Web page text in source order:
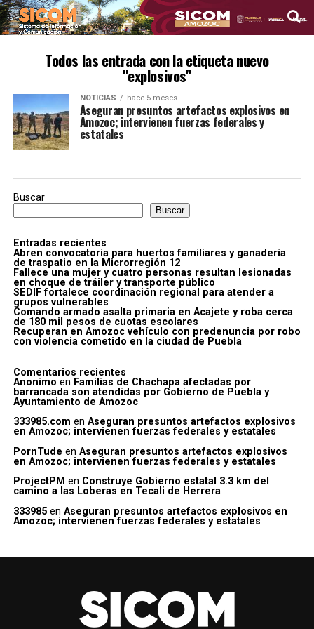
Todos las entrada con la etiqueta nuevo
"explosivos"
NOTICIAS hace 5 meses
Aseguran presuntos artefactos explosivos en
Amozoc; intervienen fuerzas federales y
estatales
Buscar
Buscar
Entradas recientes
Abren convocatoria para huertos familiares y ganadería
de traspatio en la Microrregión 12
Fallece una mujer y cuatro personas resultan lesionadas
en choque de tráiler y transporte público
SEDIF fortalece coordinación regional para atender a
grupos vulnerables
Comando armado asalta primaria en Acajete y roba cerca
de 180 mil pesos de cuotas escolares
Recuperan en Amozoc vehículo con predenuncia por robo
con violencia cometido en la ciudad de Puebla
Comentarios recientes
Anonimo en Familias de Chachapa afectadas por
barrancada son atendidas por Gobierno de Puebla y
Ayuntamiento de Amozoc
333985.com en Aseguran presuntos artefactos explosivos
en Amozoc; intervienen fuerzas federales y estatales
PornTude en Aseguran presuntos artefactos explosivos
en Amozoc; intervienen fuerzas federales y estatales
ProjectPM en Construye Gobierno estatal 3.3 km del
camino a las Loberas en Tecali de Herrera
333985en Aseguran presuntos artefactos explosivos en
Amozoc; intervienen fuerzas federales y estatales